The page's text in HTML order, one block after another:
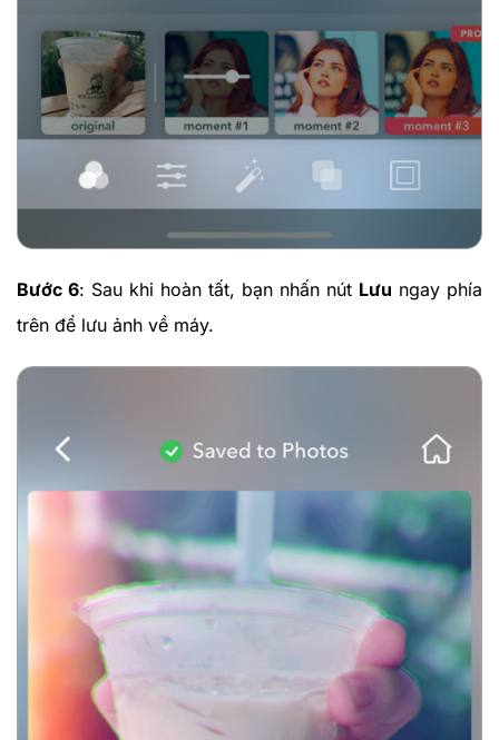
Bước 6: Sau khi hoàn tất, bạn nhấn nút Lưu ngay phía
trên để lưu ảnh về máy.